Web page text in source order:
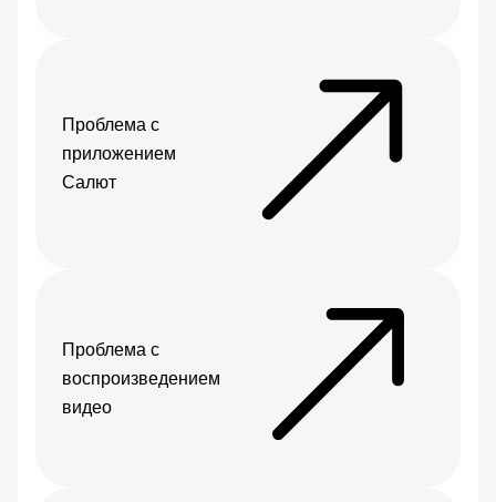
Проблема с
приложением
Салют
Проблема с
воспроизведением
видео